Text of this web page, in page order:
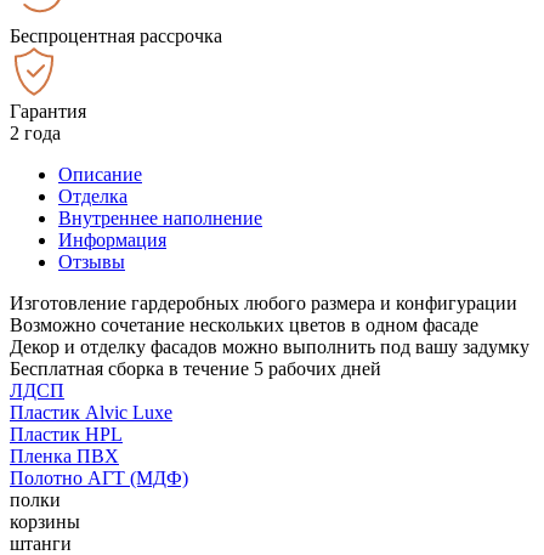
Беспроцентная рассрочка
Гарантия
2 года
Описание
Отделка
Внутреннее наполнение
Информация
Отзывы
Изготовление гардеробных любого размера и конфигурации
Возможно сочетание нескольких цветов в одном фасаде
Декор и отделку фасадов можно выполнить под вашу задумку
Бесплатная сборка в течение 5 рабочих дней
ЛДСП
Пластик Alvic Luxe
Пластик HPL
Пленка ПВХ
Полотно АГТ (МДФ)
полки
корзины
штанги